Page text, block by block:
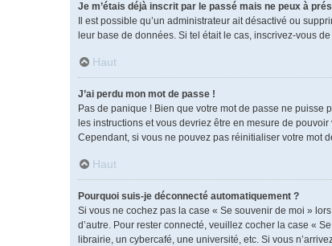
Je m’étais déjà inscrit par le passé mais ne peux à
Il est possible qu’un administrateur ait désactivé ou
leur base de données. Si tel était le cas, inscrivez-vous
Haut
J’ai perdu mon mot de passe !
Pas de panique ! Bien que votre mot de passe ne puisse
les instructions et vous devriez être en mesure de
Cependant, si vous ne pouvez pas réinitialiser votre mot
Haut
Pourquoi suis-je déconnecté automatiquement ?
Si vous ne cochez pas la case « Se souvenir de moi »
d’autre. Pour rester connecté, veuillez cocher la case «
librairie, un cybercafé, une université, etc. Si vous